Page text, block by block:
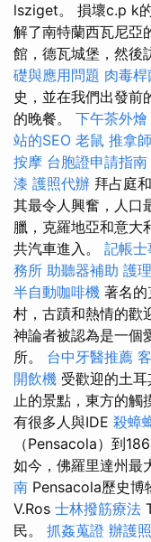
lsziget。 損壞c.p k
解了南特蘭西瓦尼亞
館，德瓦城堡，然後
礎與應用問題 肉毒桿
史，並在我們出發前
的晚餐。 下午茶外燴
站的SEO 老鼠 推拿
按摩 台胞證申請指南
漆 護照代辦 拜占庭
其最令人興奮，人口
臘，克羅地亞和意大
共汽車進入。 記帳
務所 助聽器補助 護
半自動咖啡機 著名
村，古蹟和熱情的歡
神論者被認為是一個
所。 台中牙醫推薦
開飲機 受歡迎的土
止的景點，東方的觸
有很多人與IDE 殺蟑
（Pensacola）到
如今，佛羅里達州最
南 Pensacola歷史博
V.Ros 士林撥筋療法
民。 抓姦蒐證 辦護照